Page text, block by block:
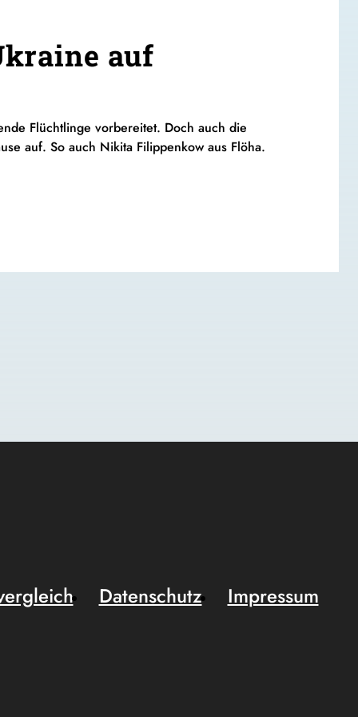
auf
Flüchtlinge vorbereitet. Doch auch die
auf. So auch Nikita Filippenkow aus Flöha.
Datenschutz
Impressum